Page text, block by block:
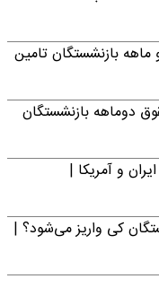
بازنشستگان تامین
دوماهه بازنشستگان
و آمریکا |
کی واریز می‌شود؟ |